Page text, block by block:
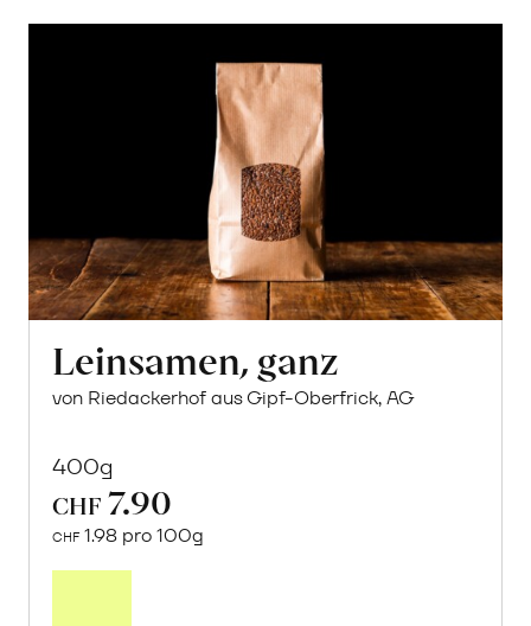
Leinsamen, ganz
von Riedackerhof aus Gipf-Oberfrick, AG
400g
CHF 7.90
CHF 1.98 pro 100g